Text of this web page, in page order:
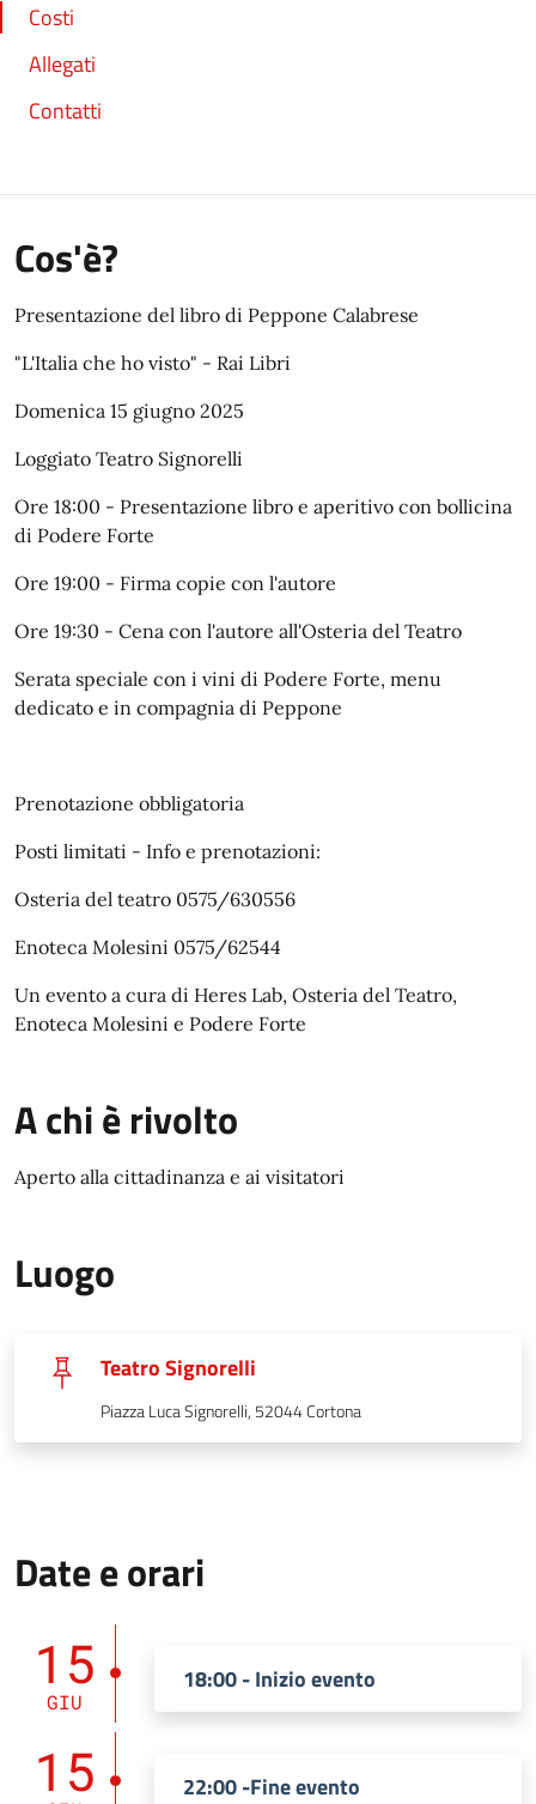
Costi
Allegati
Contatti
Cos'è?
Presentazione del libro di Peppone Calabrese
"L'Italia che ho visto" - Rai Libri
Domenica 15 giugno 2025
Loggiato Teatro Signorelli
Ore 18:00 - Presentazione libro e aperitivo con bollicina
di Podere Forte
Ore 19:00 - Firma copie con l'autore
Ore 19:30 - Cena con l'autore all'Osteria del Teatro
Serata speciale con i vini di Podere Forte, menu
dedicato e in compagnia di Peppone
Prenotazione obbligatoria
Posti limitati - Info e prenotazioni:
Osteria del teatro 0575/630556
Enoteca Molesini 0575/62544
Un evento a cura di Heres Lab, Osteria del Teatro,
Enoteca Molesini e Podere Forte
A chi è rivolto
Aperto alla cittadinanza e ai visitatori
Luogo
Teatro Signorelli
Piazza Luca Signorelli, 52044 Cortona
Date e orari
15
GIU
18:00 - Inizio evento
15 22:00 -Fine evento